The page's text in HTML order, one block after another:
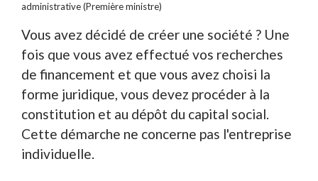
administrative (Première ministre)
Vous avez décidé de créer une société ? Une
fois que vous avez effectué vos recherches
de financement et que vous avez choisi la
forme juridique, vous devez procéder à la
constitution et au dépôt du capital social.
Cette démarche ne concerne pas l'entreprise
individuelle.